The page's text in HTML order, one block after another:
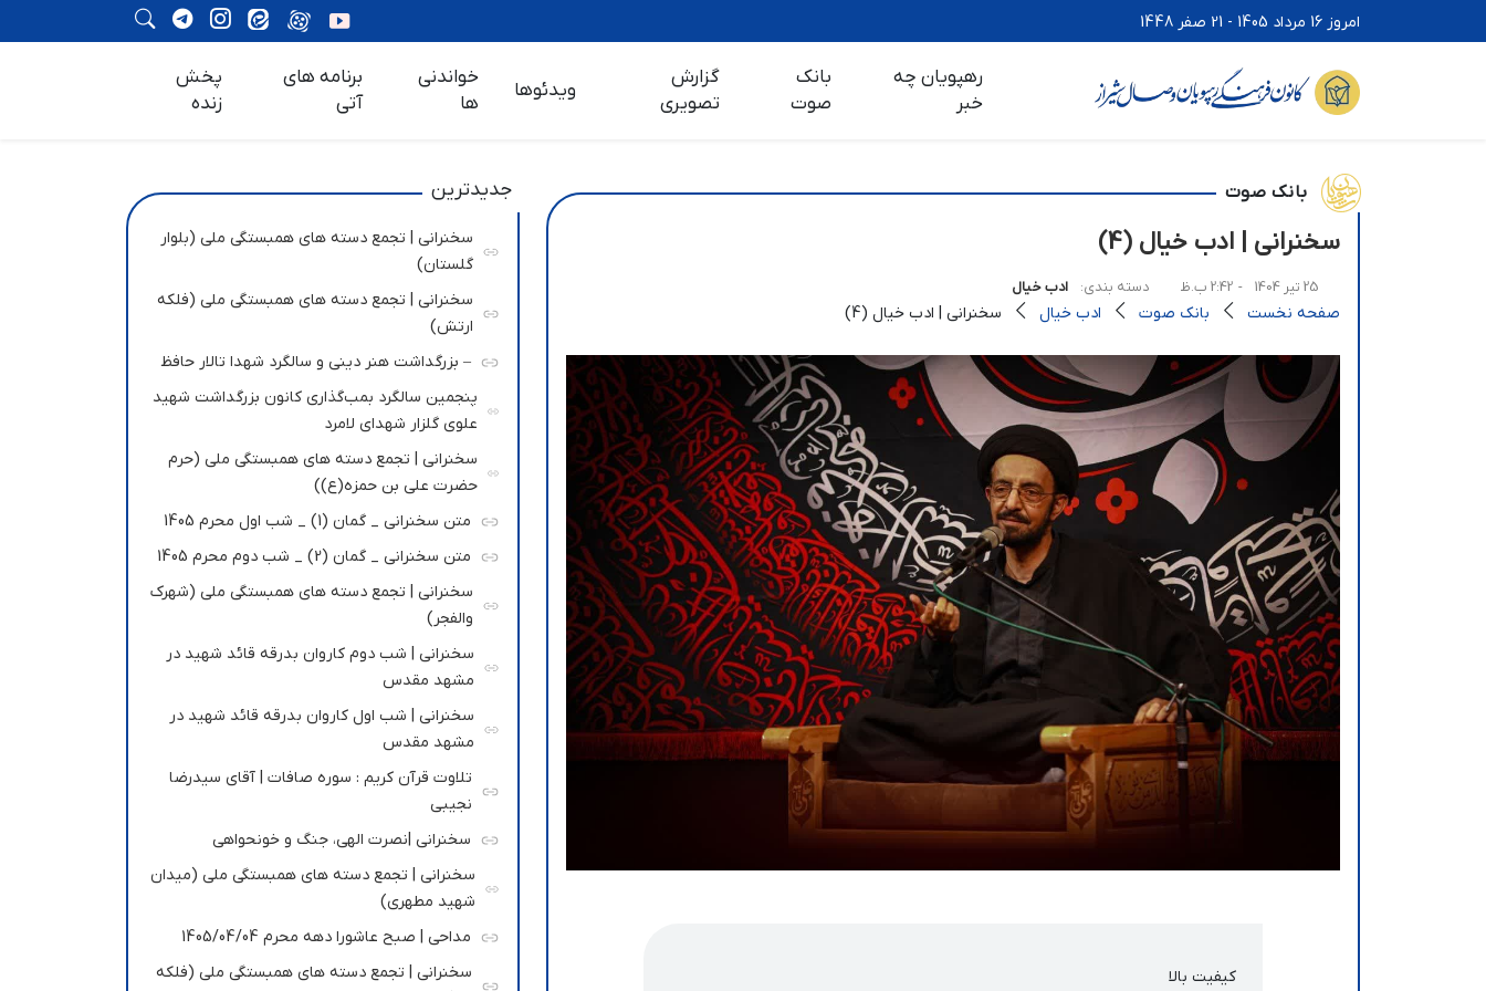
امروز 16 مرداد 1405 - 21 صفر 1448
رهپویان چه
خبر
بانک
صوت
گزارش
تصویری
ویدئوها
خواندنی
ها
برنامه های
آتی
پخش
زنده
بانک صوت
سخنرانی | ادب خیال (4)
25 تیر 1404 - 2:42 ب.ظ دسته بندی: ادب خیال
صفحه نخست بانک صوت ادب خیال سخنرانی | ادب خیال (4)
کیفیت بالا
جدیدترین
سخنرانی | تجمع دسته های همبستگی ملی (بلوار
گلستان)
سخنرانی | تجمع دسته های همبستگی ملی (فلکه
ارتش)
– بزرگداشت هنر دینی و سالگرد شهدا تالار حافظ
پنجمین سالگرد بمب‌گذاری کانون بزرگداشت شهید
علوی گلزار شهدای لامرد
سخنرانی | تجمع دسته های همبستگی ملی (حرم
حضرت علی بن حمزه(ع))
متن سخنرانی _ گمان (1) _ شب اول محرم 1405
متن سخنرانی _ گمان (2) _ شب دوم محرم 1405
سخنرانی | تجمع دسته های همبستگی ملی (شهرک
والفجر)
سخنرانی | شب دوم کاروان بدرقه قائد شهید در
مشهد مقدس
سخنرانی | شب اول کاروان بدرقه قائد شهید در
مشهد مقدس
تلاوت قرآن کریم : سوره صافات | آقای سیدرضا
نجیبی
سخنرانی |نصرت الهی، جنگ و خونحواهی
سخنرانی | تجمع دسته های همبستگی ملی (میدان
شهید مطهری)
مداحی | صبح عاشورا دهه محرم 1405/04/04
سخنرانی | تجمع دسته های همبستگی ملی (فلکه